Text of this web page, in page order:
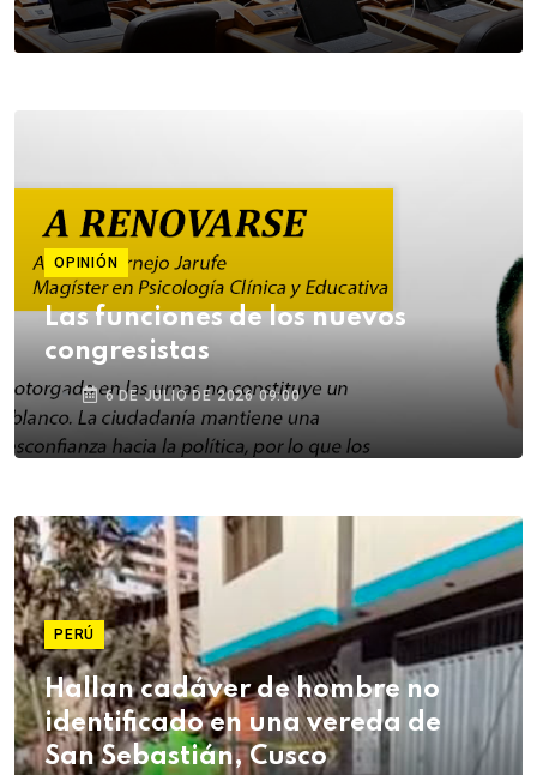
OPINIÓN
Las funciones de los nuevos
congresistas
6 DE JULIO DE 2026 09:00
PERÚ
Hallan cadáver de hombre no
identificado en una vereda de
San Sebastián, Cusco